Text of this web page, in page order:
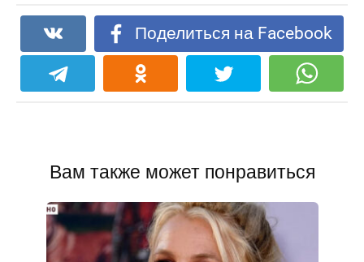
Поделиться на Facebook
Вам также может понравиться